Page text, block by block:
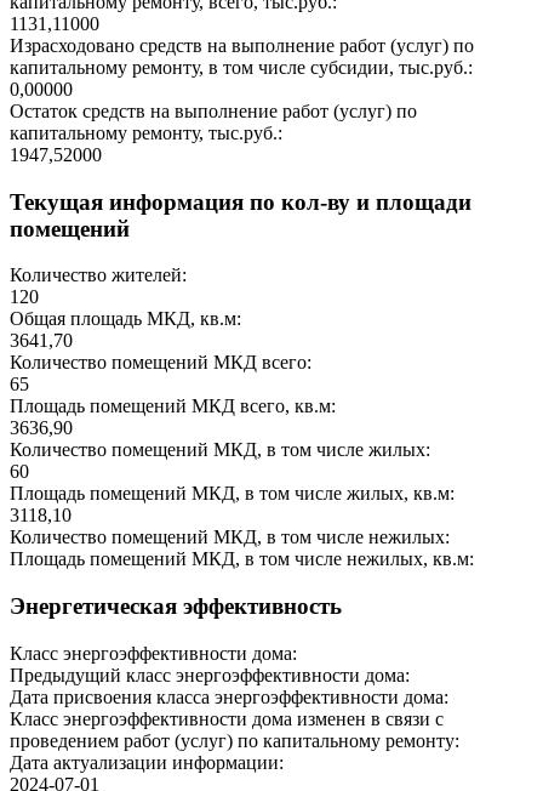
1131,11000
Израсходовано средств на выполнение работ (услуг) по
капитальному ремонту, в том числе субсидии, тыс.руб.:
0,00000
Остаток средств на выполнение работ (услуг) по
капитальному ремонту, тыс.руб.:
1947,52000
Текущая информация по кол-ву и площади
помещений
Количество жителей:
120
Общая площадь МКД, кв.м:
3641,70
Количество помещений МКД всего:
65
Площадь помещений МКД всего, кв.м:
3636,90
Количество помещений МКД, в том числе жилых:
60
Площадь помещений МКД, в том числе жилых, кв.м:
3118,10
Количество помещений МКД, в том числе нежилых:
Площадь помещений МКД, в том числе нежилых, кв.м:
Энергетическая эффективность
Класс энергоэффективности дома:
Предыдущий класс энергоэффективности дома:
Дата присвоения класса энергоэффективности дома:
Класс энергоэффективности дома изменен в связи с
проведением работ (услуг) по капитальному ремонту:
Дата актуализации информации:
2024-07-01